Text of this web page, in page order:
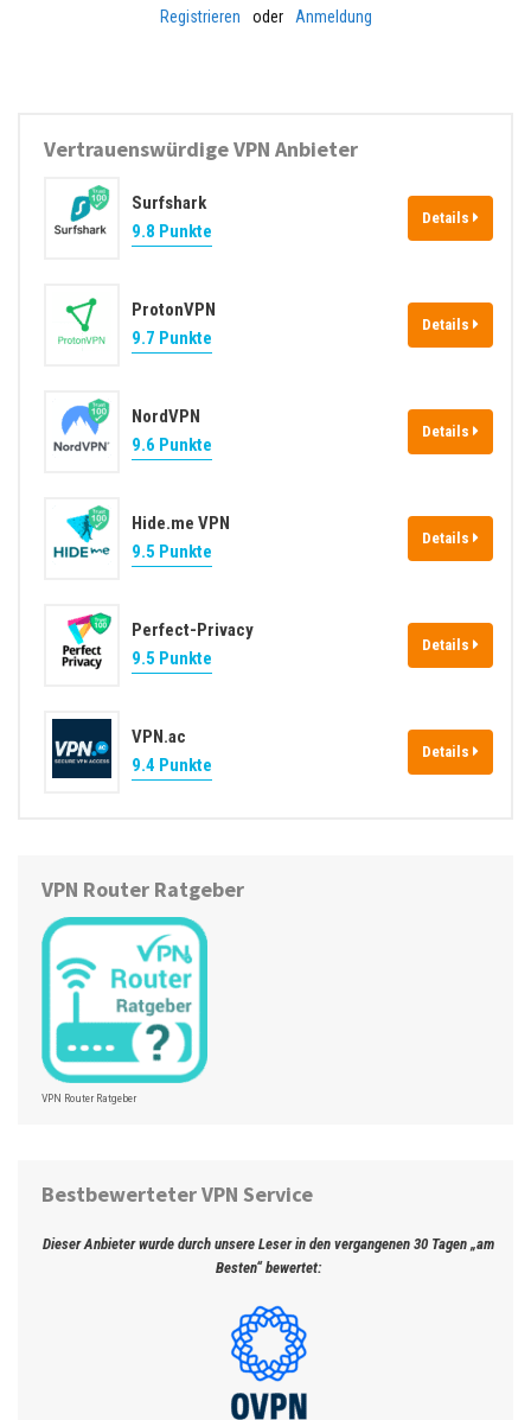
Registrieren oder Anmeldung
Vertrauenswürdige VPN Anbieter
Surfshark
9.8 Punkte
Details
ProtonVPN
9.7 Punkte
Details
NordVPN
9.6 Punkte
Details
Hide.me VPN
9.5 Punkte
Details
Perfect-Privacy
9.5 Punkte
Details
VPN.ac
9.4 Punkte
Details
VPN Router Ratgeber
VPN Router Ratgeber
Bestbewerteter VPN Service
Dieser Anbieter wurde durch unsere Leser in den vergangenen 30 Tagen „am
Besten“ bewertet: